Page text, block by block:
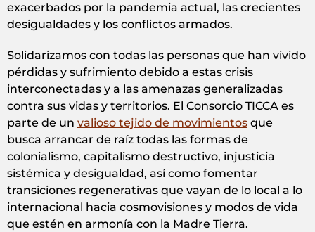
exacerbados por la pandemia actual, las crecientes
desigualdades y los conflictos armados.
Solidarizamos con todas las personas que han vivido
pérdidas y sufrimiento debido a estas crisis
interconectadas y a las amenazas generalizadas
contra sus vidas y territorios. El Consorcio TICCA es
parte de un valioso tejido de movimientos que
busca arrancar de raíz todas las formas de
colonialismo, capitalismo destructivo, injusticia
sistémica y desigualdad, así como fomentar
transiciones regenerativas que vayan de lo local a lo
internacional hacia cosmovisiones y modos de vida
que estén en armonía con la Madre Tierra.